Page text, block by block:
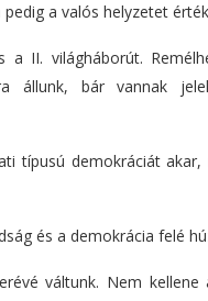
a valós helyzetet
II. világháborút.
állunk, bár vannak
típusú demokráciát
és a demokrácia felé
váltunk. Nem kellene